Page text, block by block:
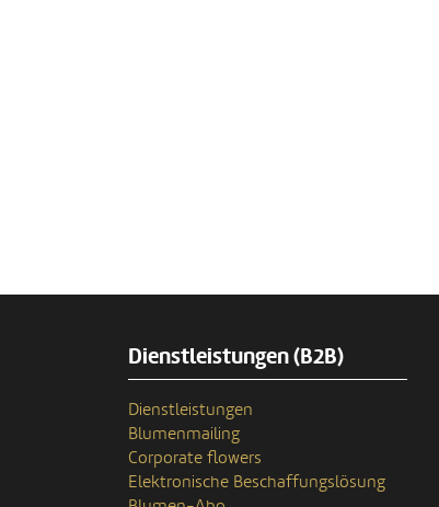
Dienstleistungen (B2B)
Dienstleistungen
Blumenmailing
Corporate flowers
Elektronische Beschaffungslösung